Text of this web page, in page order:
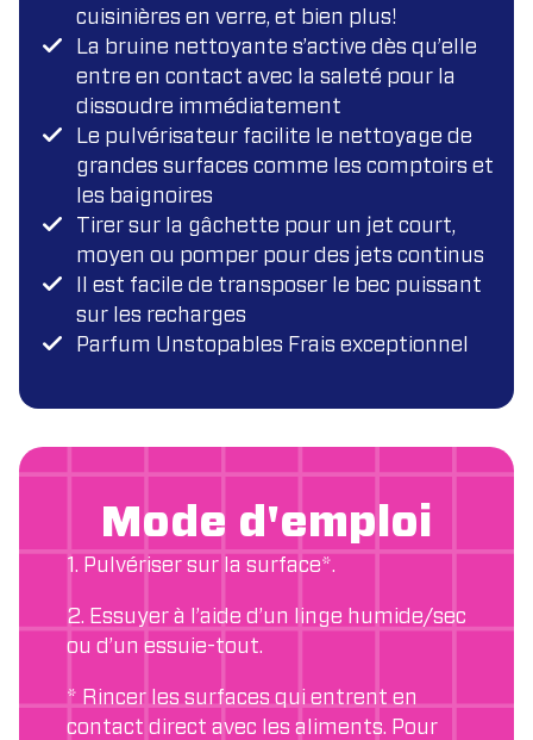
cuisinières en verre, et bien plus!
La bruine nettoyante s’active dès qu’elle
entre en contact avec la saleté pour la
dissoudre immédiatement
Le pulvérisateur facilite le nettoyage de
grandes surfaces comme les comptoirs et
les baignoires
Tirer sur la gâchette pour un jet court,
moyen ou pomper pour des jets continus
Il est facile de transposer le bec puissant
sur les recharges
Parfum Unstopables Frais exceptionnel
Mode d'emploi
1. Pulvériser sur la surface*.
2. Essuyer à l’aide d’un linge humide/sec
ou d’un essuie-tout.
* Rincer les surfaces qui entrent en
contact direct avec les aliments. Pour